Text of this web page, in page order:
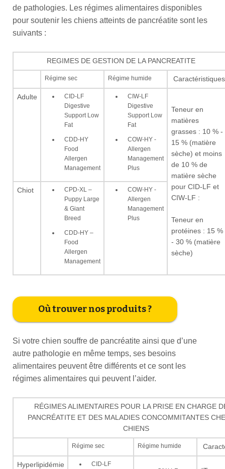
de pathologies. Les régimes alimentaires disponibles
pour soutenir les chiens atteints de pancréatite sont les
suivants :
REGIMES DE GESTION DE LA PANCREATITE
Régime sec Régime humide Caractéristiques
Adulte
CID-LF
Digestive
Support Low
Fat
CDD-HY
Food
Allergen
Management
CIW-LF
Digestive
Support Low
Fat
COW-HY -
Allergen
Management
Plus
Teneur en
matières
grasses : 10 % -
15 % (matière
sèche) et moins
de 10 % de
matière sèche
pour CID-LF et
CIW-LF :
Teneur en
protéines : 15 %
- 30 % (matière
sèche)
Chiot
CPD-XL –
Puppy Large
& Giant
Breed
CDD-HY –
Food
Allergen
Management
COW-HY -
Allergen
Management
Plus
Où trouver nos produits ?
Si votre chien souffre de pancréatite ainsi que d’une
autre pathologie en même temps, ses besoins
alimentaires peuvent être différents et ce sont les
régimes alimentaires qui peuvent l’aider.
RÉGIMES ALIMENTAIRES POUR LA PRISE EN CHARGE
PANCRÉATITE ET DES MALADIES CONCOMMITANTES
CHIENS
Régime sec Régime humide
Hyperlipidémie
CID-LF